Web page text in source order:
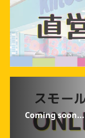
Coming soon...